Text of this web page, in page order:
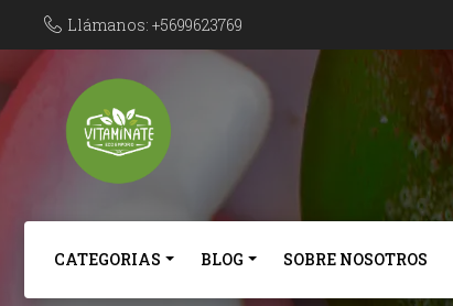
Llámanos: +5699623769
CATEGORIAS BLOG SOBRE NOSOTROS